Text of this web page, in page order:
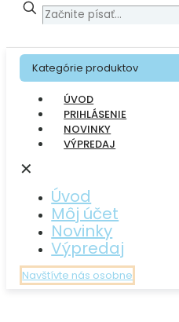
Kategórie produktov
ÚVOD
PRIHLÁSENIE
NOVINKY
VÝPREDAJ
✕
Úvod
Môj účet
Novinky
Výpredaj
Navštívte nás osobne